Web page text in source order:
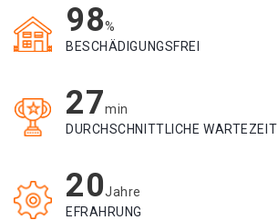
98%
BESCHÄDIGUNGSFREI
27min
DURCHSCHNITTLICHE WARTEZEIT
20Jahre
EFRAHRUNG